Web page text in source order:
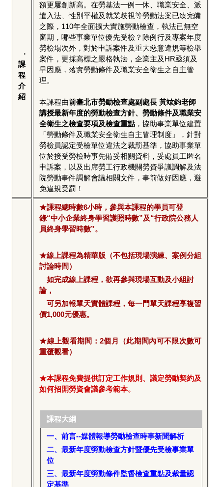
‧
課
程
介
紹
額更屢創新高。在勞基法一例一休、職業安全、派
遣入法、性別平權及就業歧視等勞動法案已臻完備
之際，110年全面擴大實施勞動檢查，執法已無空
窗期，哪些事業單位優先受檢？除例行及專案年度
勞檢場次外，對於申訴案件及重大惡意違規等檢舉
案件，更採高標之嚴格執法，企業主及HR亟須及
早因應，落實勞動條件及職業安全衛生之自主管
理。
本課程由前臺北市勞動檢查處副處長 黃竑鈞老師
講授最新年度的勞動檢查方針、勞動條件及職業安
全衛生之檢查要項及檢查重點，協助事業單位建置
「勞動條件及職業安全衛生自主管理制度」，針對
勞檢員認定受檢單位違法之裁罰基準，協助事業單
位於接受勞檢時事先備妥相關資料，妥處員工匿名
申訴案，以及出席勞工行政機關勞資爭議調解及法
院勞動事件調解會議相關文件，事前做好因應，避
免違規受罰！
★課程總時數6小時，參與本課程的學員可登
錄“中小企業終身學習護照時數”及“行政院公務人
員終身學習時數”。
★線上課程為精華版（不包括現場演練、案例分組
討論時間）
如完成線上課程，欲再參與現場互動及小組討
論，
可另加報單天實體課程，每一門單天課程享複習
價1,000元優惠。
★線上觀看期間：2個月（此期間內可不限次數可
重覆觀看）
★本課程免費提供訂定工作規則、議定勞動契約及
如何招開勞資會議參考範本。
課程大綱
一、前言--媒體報導勞動檢查時事新聞解析
二、最新年度勞動檢查方針暨優先受檢事業單
位
三、最新年度勞動條件監督檢查重點及裁量認
定基準